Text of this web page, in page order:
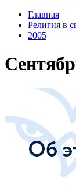
Главная
Религия в
2005